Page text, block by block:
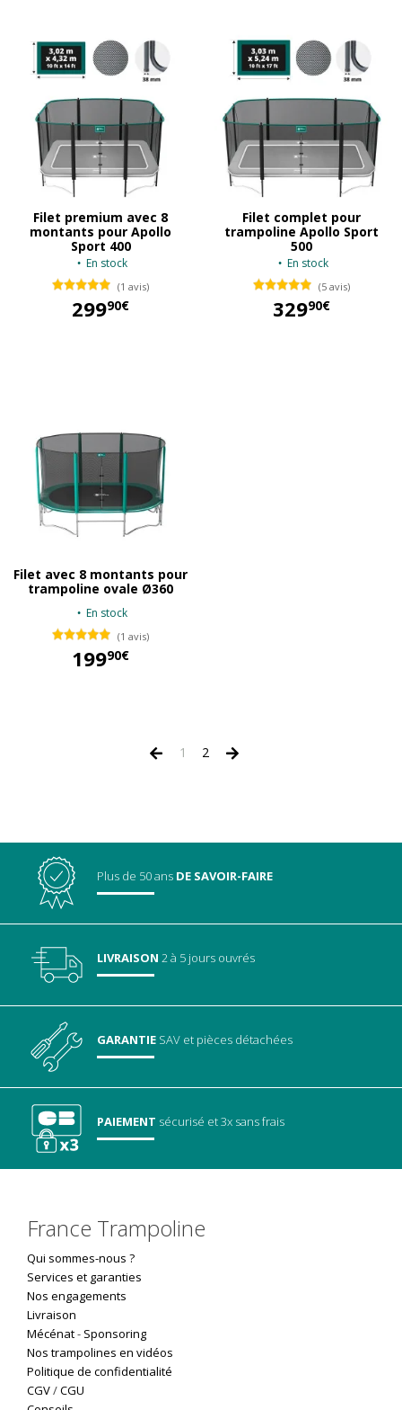
Filet premium avec 8
montants pour Apollo
Sport 400
En stock
(1 avis)
29990€
Filet complet pour
trampoline Apollo Sport
500
En stock
(5 avis)
32990€
Filet avec 8 montants pour
trampoline ovale Ø360
En stock
(1 avis)
19990€
1 2
Plus de 50 ans DE SAVOIR-FAIRE
LIVRAISON 2 à 5 jours ouvrés
GARANTIE SAV et pièces détachées
PAIEMENT sécurisé et 3x sans frais
France Trampoline
Qui sommes-nous ?
Services et garanties
Nos engagements
Livraison
Mécénat- Sponsoring
Nos trampolines en vidéos
Politique de confidentialité
CGV/CGU